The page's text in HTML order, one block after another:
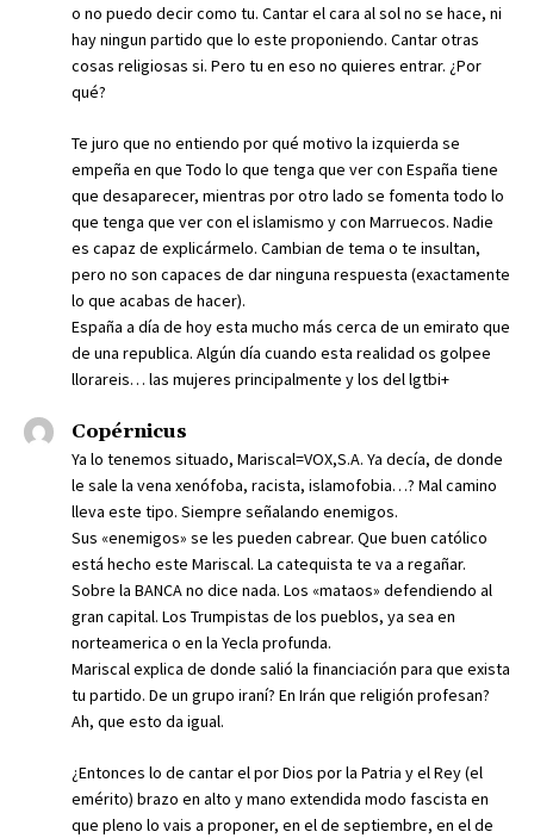
o no puedo decir como tu. Cantar el cara al sol no se hace, ni
hay ningun partido que lo este proponiendo. Cantar otras
cosas religiosas si. Pero tu en eso no quieres entrar. ¿Por
qué?
Te juro que no entiendo por qué motivo la izquierda se
empeña en que Todo lo que tenga que ver con España tiene
que desaparecer, mientras por otro lado se fomenta todo lo
que tenga que ver con el islamismo y con Marruecos. Nadie
es capaz de explicármelo. Cambian de tema o te insultan,
pero no son capaces de dar ninguna respuesta (exactamente
lo que acabas de hacer).
España a día de hoy esta mucho más cerca de un emirato que
de una republica. Algún día cuando esta realidad os golpee
llorareis… las mujeres principalmente y los del lgtbi+
Copérnicus
Ya lo tenemos situado, Mariscal=VOX,S.A. Ya decía, de donde
le sale la vena xenófoba, racista, islamofobia…? Mal camino
lleva este tipo. Siempre señalando enemigos.
Sus «enemigos» se les pueden cabrear. Que buen católico
está hecho este Mariscal. La catequista te va a regañar.
Sobre la BANCA no dice nada. Los «mataos» defendiendo al
gran capital. Los Trumpistas de los pueblos, ya sea en
norteamerica o en la Yecla profunda.
Mariscal explica de donde salió la financiación para que exista
tu partido. De un grupo iraní? En Irán que religión profesan?
Ah, que esto da igual.
¿Entonces lo de cantar el por Dios por la Patria y el Rey (el
emérito) brazo en alto y mano extendida modo fascista en
que pleno lo vais a proponer, en el de septiembre, en el de